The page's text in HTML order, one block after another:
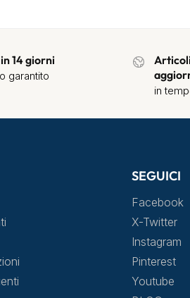
14 giorni
garantito
in
SEGUICI
Facebook
X-Twitter
Instagram
Pinterest
Youtube